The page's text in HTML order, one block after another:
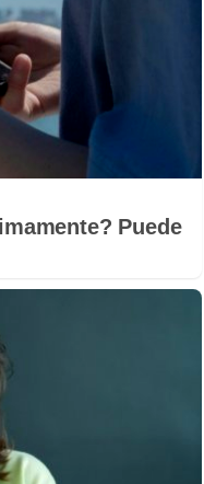
Puede